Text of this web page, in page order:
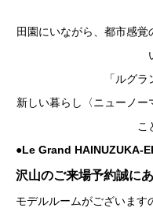
田園にいながら、都市感
「ルグ
新しい暮らし〈ニューノ
こ
●Le Grand HAINUZUKA-
沢山のご来場予約誠に
モデルルームがございます